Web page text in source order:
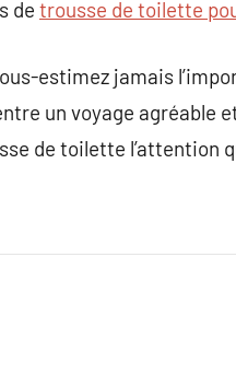
de trousse de toilette
estimez jamais
un voyage agréable
de toilette l’attention